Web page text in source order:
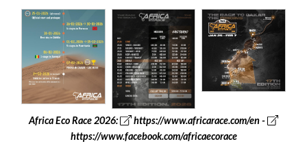
Africa Eco Race 2026: https://www.africarace.com/en-
https://www.facebook.com/africaecorace